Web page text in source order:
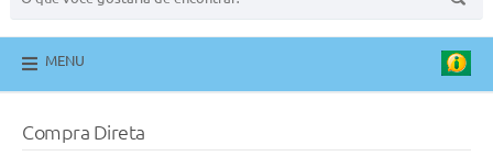
MENU
Compra Direta